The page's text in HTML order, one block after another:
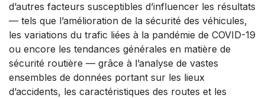
d’autres facteurs susceptibles d’influencer les résultats
— tels que l’amélioration de la sécurité des véhicules,
les variations du trafic liées à la pandémie de COVID-19
ou encore les tendances générales en matière de
sécurité routière — grâce à l’analyse de vastes
ensembles de données portant sur les lieux
d’accidents, les caractéristiques des routes et les